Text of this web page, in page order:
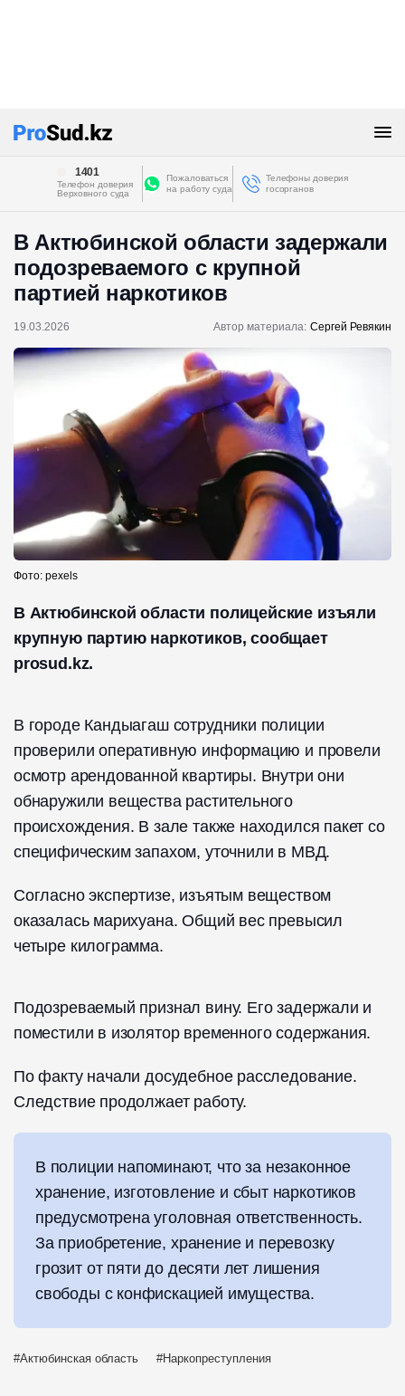
1401
Телефон доверия
Верховного суда
Пожаловаться
на работу суда
Телефоны доверия
госорганов
В Актюбинской области задержали
подозреваемого с крупной
партией наркотиков
19.03.2026 Автор материала: Сергей Ревякин
Фото: pexels
В Актюбинской области полицейские изъяли
крупную партию наркотиков, сообщает
prosud.kz.
В городе Кандыагаш сотрудники полиции
проверили оперативную информацию и провели
осмотр арендованной квартиры. Внутри они
обнаружили вещества растительного
происхождения. В зале также находился пакет со
специфическим запахом, уточнили в МВД.
Согласно экспертизе, изъятым веществом
оказалась марихуана. Общий вес превысил
четыре килограмма.
Подозреваемый признал вину. Его задержали и
поместили в изолятор временного содержания.
По факту начали досудебное расследование.
Следствие продолжает работу.
В полиции напоминают, что за незаконное
хранение, изготовление и сбыт наркотиков
предусмотрена уголовная ответственность.
За приобретение, хранение и перевозку
грозит от пяти до десяти лет лишения
свободы с конфискацией имущества.
Актюбинская область Наркопреступления